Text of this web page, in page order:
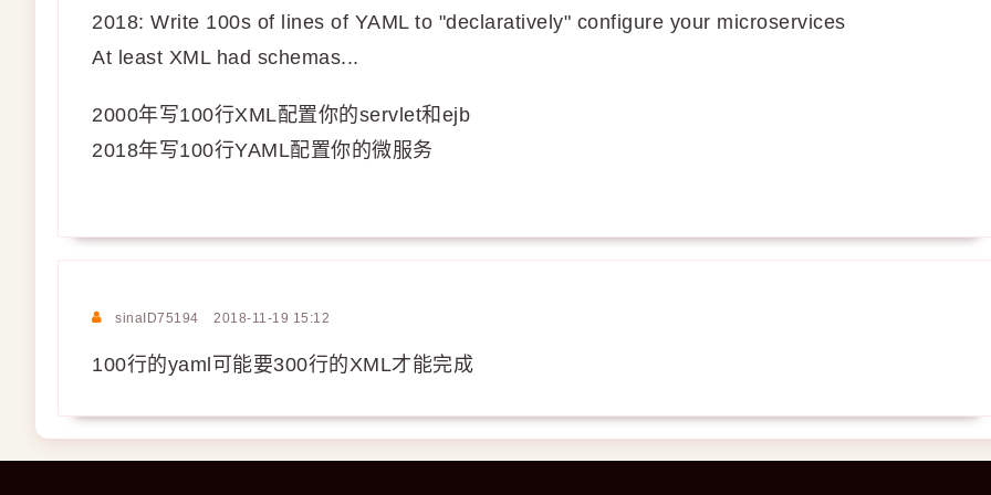
2018: Write 100s of lines of YAML to "declaratively" configure your microservices
At least XML had schemas...
2000年写100行XML配置你的servlet和ejb
2018年写100行YAML配置你的微服务
sinaID75194 2018-11-19 15:12
100行的yaml可能要300行的XML才能完成